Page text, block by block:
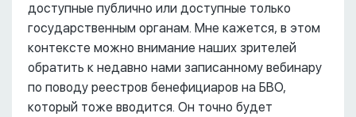
доступные публично или доступные только
государственным органам. Мне кажется, в этом
контексте можно внимание наших зрителей
обратить к недавно нами записанному вебинару
по поводу реестров бенефициаров на БВО,
который тоже вводится. Он точно будет